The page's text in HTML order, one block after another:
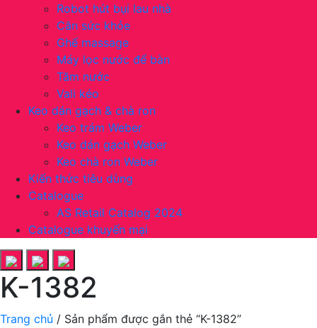
Robot hút bụi lau nhà
Cân sức khỏe
Ghế massage
Máy lọc nước để bàn
Tăm nước
Vali kéo
Keo dán gạch & chà ron
Keo trám Weber
Keo dán gạch Weber
Keo chà ron Weber
Kiến thức tiêu dùng
Catalogue
AS Retail Catalog 2024
Catalogue khuyến mại
K-1382
Trang chủ / Sản phẩm được gắn thẻ “K-1382”